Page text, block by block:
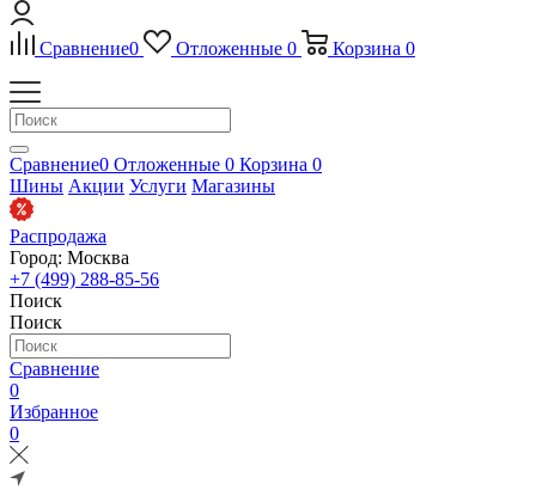
Сравнение0 Отложенные 0 Корзина 0
Сравнение0 Отложенные 0 Корзина 0
Шины Акции Услуги Магазины
Распродажа
Город: Москва
+7 (499) 288-85-56
Поиск
Поиск
Сравнение
0
Избранное
0